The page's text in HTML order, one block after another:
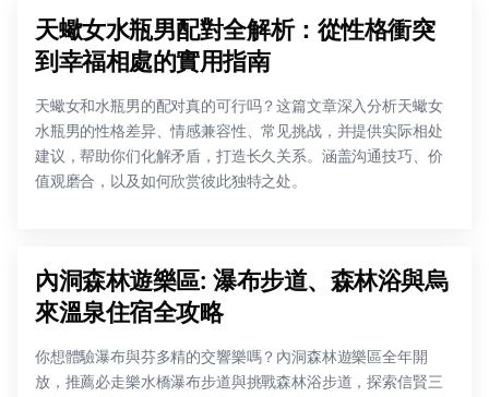
天蠍女水瓶男配對全解析：從性格衝突
到幸福相處的實用指南
天蠍女和水瓶男的配对真的可行吗？这篇文章深入分析天蠍女
水瓶男的性格差异、情感兼容性、常见挑战，并提供实际相处
建议，帮助你们化解矛盾，打造长久关系。涵盖沟通技巧、价
值观磨合，以及如何欣赏彼此独特之处。
內洞森林遊樂區: 瀑布步道、森林浴與烏
來溫泉住宿全攻略
你想體驗瀑布與芬多精的交響樂嗎？內洞森林遊樂區全年開
放，推薦必走樂水橋瀑布步道與挑戰森林浴步道，探索信賢三